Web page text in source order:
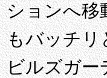
ションへ移
もバッチリ
ビルズガー